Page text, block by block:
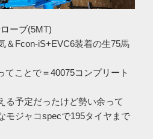
ーブ(5MT)
＆Fcon-iS+EVC6装着の生75馬
てことで＝40075コンプリート
る予定だったけど勢い余って
モジャコspecで195タイヤまで